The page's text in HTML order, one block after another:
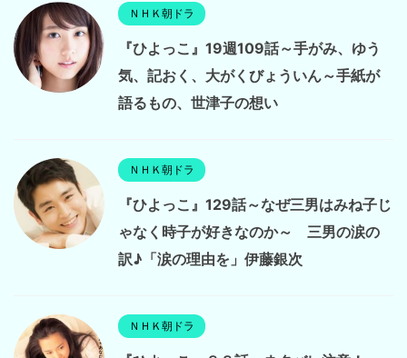
ＮＨＫ朝ドラ
『ひよっこ』19週109話～手がみ、ゆう
気、記おく、大がくびょういん～手紙が
語るもの、世津子の想い
ＮＨＫ朝ドラ
『ひよっこ』129話～なぜ三男はみね子じ
ゃなく時子が好きなのか～ 三男の涙の
訳♪「涙の理由を」伊藤銀次
ＮＨＫ朝ドラ